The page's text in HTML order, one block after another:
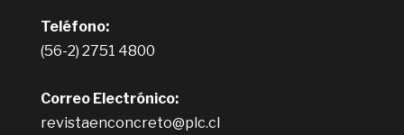
Teléfono:
(56-2) 2751 4800
Correo Electrónico:
revistaenconcreto@plc.cl